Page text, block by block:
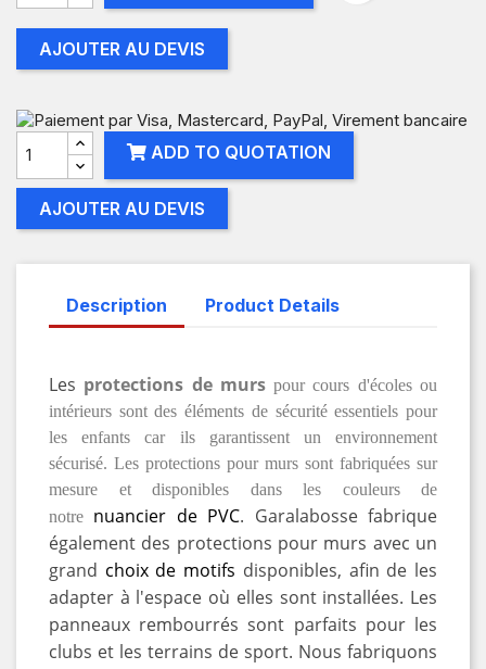
AJOUTER AU DEVIS
ADD TO QUOTATION
AJOUTER AU DEVIS
Description Product Details
Les protections de murspour cours d'écoles ou
intérieurs sont des éléments de sécurité essentiels pour
les enfants car ils garantissent un environnement
sécurisé. Les protections pour murs sont fabriquées sur
mesure et disponibles dans les couleurs de
notre nuancier de PVC. Garalabosse fabrique
également des protections pour murs avec un
grand choix de motifs disponibles, afin de les
adapter à l'espace où elles sont installées. Les
panneaux rembourrés sont parfaits pour les
clubs et les terrains de sport. Nous fabriquons